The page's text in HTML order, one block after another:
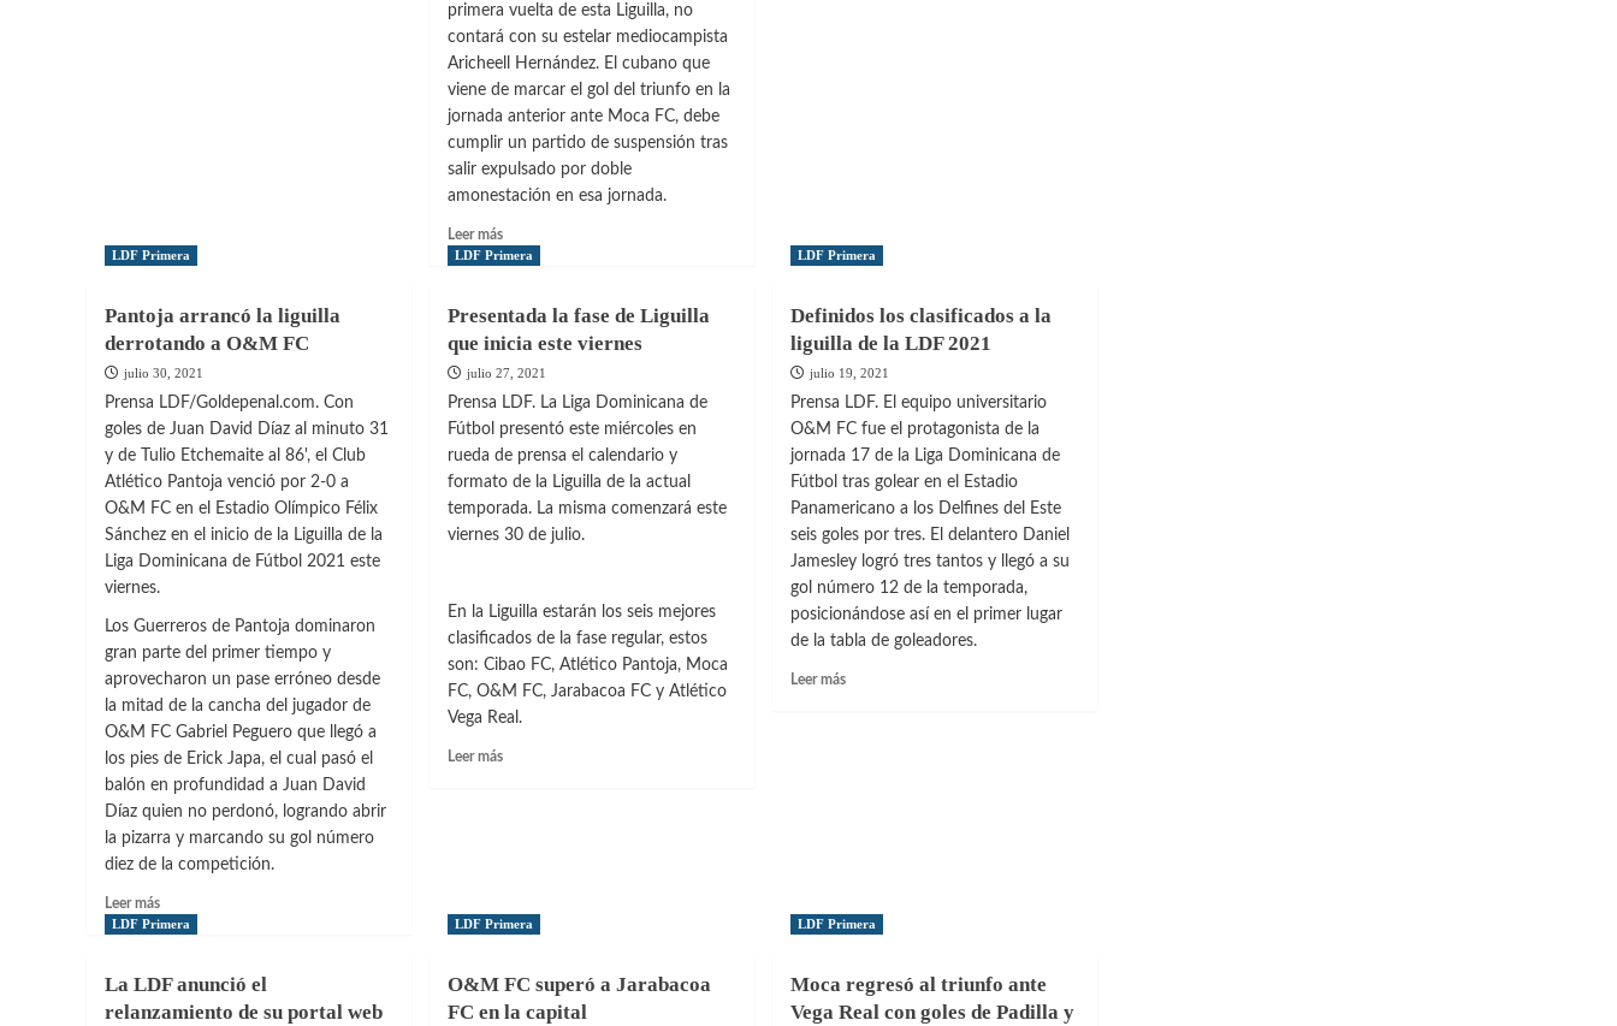
primera vuelta de esta Liguilla, no
contará con su estelar mediocampista
Aricheell Hernández. El cubano que
viene de marcar el gol del triunfo en la
jornada anterior ante Moca FC, debe
cumplir un partido de suspensión tras
salir expulsado por doble
amonestación en esa jornada.
Leer másLeer
más
para
la
jornada
la
Liguilla
LDF Primera
Pantoja arrancó la liguilla
derrotando a O&M FC
julio 30, 2021
Prensa LDF/Goldepenal.com. Con
goles de Juan David Díaz al minuto 31
y de Tulio Etchemaite al 86', el Club
Atlético Pantoja venció por 2-0 a
O&M FC en el Estadio Olímpico Félix
Sánchez en el inicio de la Liguilla de la
Liga Dominicana de Fútbol 2021 este
viernes.
Los Guerreros de Pantoja dominaron
gran parte del primer tiempo y
aprovecharon un pase erróneo desde
la mitad de la cancha del jugador de
O&M FC Gabriel Peguero que llegó a
los pies de Erick Japa, el cual pasó el
balón en profundidad a Juan David
Díaz quien no perdonó, logrando abrir
la pizarra y marcando su gol número
diez de la competición.
Leer másLeer
más
arrancó
la
LDF Primera
Presentada la fase de Liguilla
que inicia este viernes
julio 27, 2021
Prensa LDF. La Liga Dominicana de
Fútbol presentó este miércoles en
rueda de prensa el calendario y
formato de la Liguilla de la actual
temporada. La misma comenzará este
viernes 30 de julio.
En la Liguilla estarán los seis mejores
clasificados de la fase regular, estos
son: Cibao FC, Atlético Pantoja, Moca
FC, O&M FC, Jarabacoa FC y Atlético
Vega Real.
Leer másLeer
Liguilla
que
este
viernes
LDF Primera
Definidos los clasificados a la
liguilla de la LDF 2021
julio 19, 2021
Prensa LDF. El equipo universitario
O&M FC fue el protagonista de la
jornada 17 de la Liga Dominicana de
Fútbol tras golear en el Estadio
Panamericano a los Delfines del Este
seis goles por tres. El delantero Daniel
Jamesley logró tres tantos y llegó a su
gol número 12 de la temporada,
posicionándose así en el primer lugar
de la tabla de goleadores.
Leer másLeer
LDF
LDF Primera
La LDF anunció el
relanzamiento de su portal web
LDF Primera
O&M FC superó a Jarabacoa
FC en la capital
LDF Primera
Moca regresó al triunfo ante
Vega Real con goles de Padilla y